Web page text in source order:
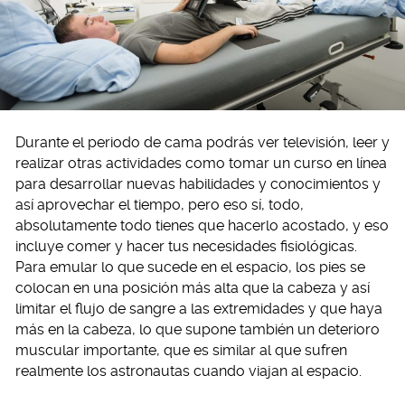
Durante el periodo de cama podrás ver televisión, leer y
realizar otras actividades como tomar un curso en línea
para desarrollar nuevas habilidades y conocimientos y
así aprovechar el tiempo, pero eso sí, todo,
absolutamente todo tienes que hacerlo acostado, y eso
incluye comer y hacer tus necesidades fisiológicas.
Para emular lo que sucede en el espacio, los pies se
colocan en una posición más alta que la cabeza y así
limitar el flujo de sangre a las extremidades y que haya
más en la cabeza, lo que supone también un deterioro
muscular importante, que es similar al que sufren
realmente los astronautas cuando viajan al espacio.